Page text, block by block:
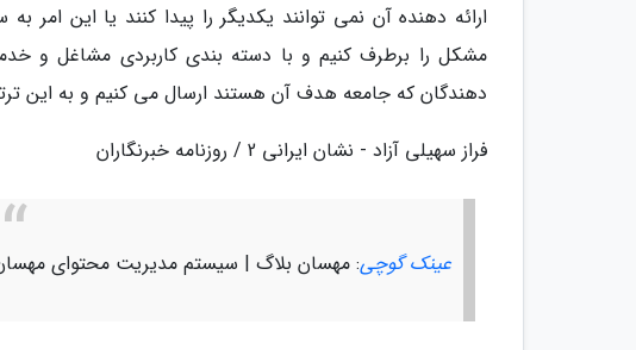
ارائه دهنده آن نمی توانند یکدیگر را پیدا کنند یا این امر
مشکل را برطرف کنیم و با دسته بندی کاربردی مشاغل و
دهندگان که جامعه هدف آن هستند ارسال می کنیم و به این
فراز سهیلی آزاد - نشان ایرانی 2 / روزنامه خبرنگاران
عینک گوچی: مهسان بلاگ | سیستم مدیریت محتوای